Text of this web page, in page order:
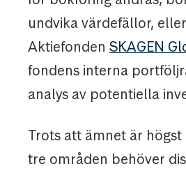
undvika värdefällor,
Aktiefonden SKAGEN
fondens interna
analys av potentiella
Trots att ämnet är
tre områden behöver